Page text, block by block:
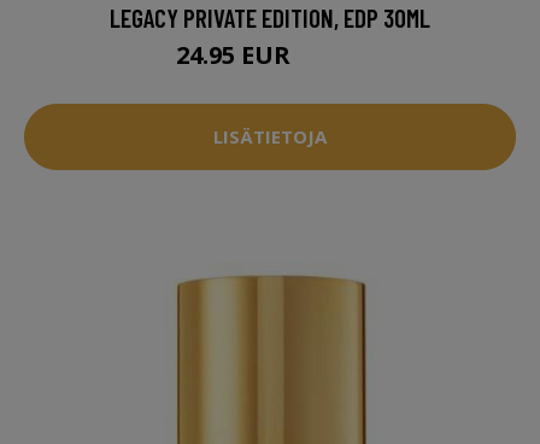
LEGACY PRIVATE EDITION, EDP 30ML
24.95 EUR
LISÄTIETOJA